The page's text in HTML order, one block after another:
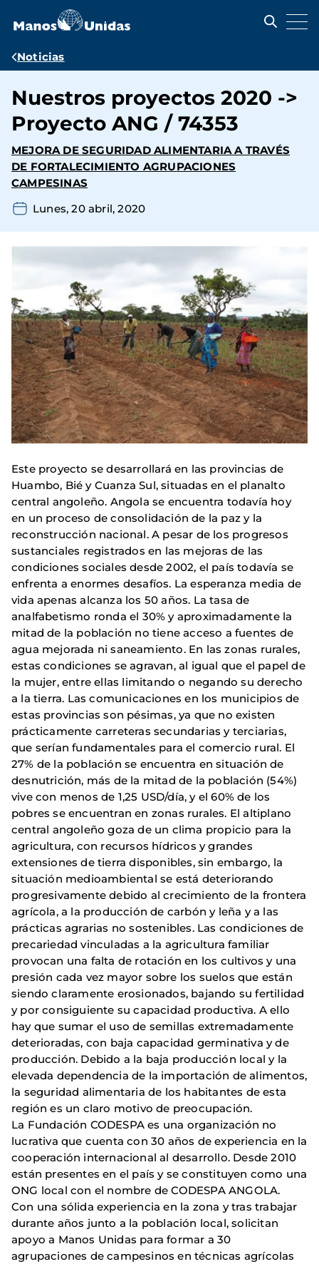
contenido
Ruta
navegación
Noticias
Nuestros proyectos 2020 ->
Proyecto ANG / 74353
MEJORA DE SEGURIDAD ALIMENTARIA A TRAVÉS
DE FORTALECIMIENTO AGRUPACIONES
CAMPESINAS
Lunes, 20 abril, 2020
Este proyecto se desarrollará en las provincias de
Huambo, Bié y Cuanza Sul, situadas en el planalto
central angoleño. Angola se encuentra todavía hoy
en un proceso de consolidación de la paz y la
reconstrucción nacional. A pesar de los progresos
sustanciales registrados en las mejoras de las
condiciones sociales desde 2002, el país todavía se
enfrenta a enormes desafíos. La esperanza media de
vida apenas alcanza los 50 años. La tasa de
analfabetismo ronda el 30% y aproximadamente la
mitad de la población no tiene acceso a fuentes de
agua mejorada ni saneamiento. En las zonas rurales,
estas condiciones se agravan, al igual que el papel de
la mujer, entre ellas limitando o negando su derecho
a la tierra. Las comunicaciones en los municipios de
estas provincias son pésimas, ya que no existen
prácticamente carreteras secundarias y terciarias,
que serían fundamentales para el comercio rural. El
27% de la población se encuentra en situación de
desnutrición, más de la mitad de la población (54%)
vive con menos de 1,25 USD/día, y el 60% de los
pobres se encuentran en zonas rurales. El altiplano
central angoleño goza de un clima propicio para la
agricultura, con recursos hídricos y grandes
extensiones de tierra disponibles, sin embargo, la
situación medioambiental se está deteriorando
progresivamente debido al crecimiento de la frontera
agrícola, a la producción de carbón y leña y a las
prácticas agrarias no sostenibles. Las condiciones de
precariedad vinculadas a la agricultura familiar
provocan una falta de rotación en los cultivos y una
presión cada vez mayor sobre los suelos que están
siendo claramente erosionados, bajando su fertilidad
y por consiguiente su capacidad productiva. A ello
hay que sumar el uso de semillas extremadamente
deterioradas, con baja capacidad germinativa y de
producción. Debido a la baja producción local y la
elevada dependencia de la importación de alimentos,
la seguridad alimentaria de los habitantes de esta
región es un claro motivo de preocupación.
La Fundación CODESPA es una organización no
lucrativa que cuenta con 30 años de experiencia en la
cooperación internacional al desarrollo. Desde 2010
están presentes en el país y se constituyen como una
ONG local con el nombre de CODESPA ANGOLA.
Con una sólida experiencia en la zona y tras trabajar
durante años junto a la población local, solicitan
apoyo a Manos Unidas para formar a 30
agrupaciones de campesinos en técnicas agrícolas